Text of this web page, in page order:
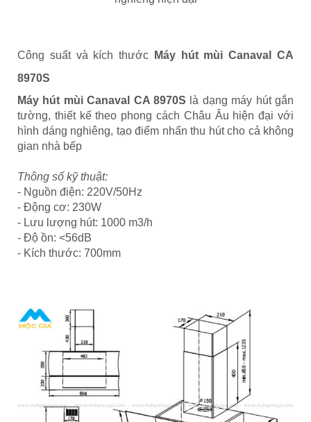
Công suất và kích thước
Máy hút mùi Canaval CA
8970S
Máy hút mùi Canaval CA 8970S là dạng máy hút gắn
tường, thiết kế theo phong cách Châu Âu hiện đại với
hình dáng nghiêng, tạo điểm nhấn thu hút cho cả không
gian nhà bếp
Thông số kỹ thuật:
- Nguồn điện: 220V/50Hz
- Động cơ: 230W
- Lưu lượng hút: 1000 m3/h
- Độ ồn: <56dB
- Kích thước: 700mm